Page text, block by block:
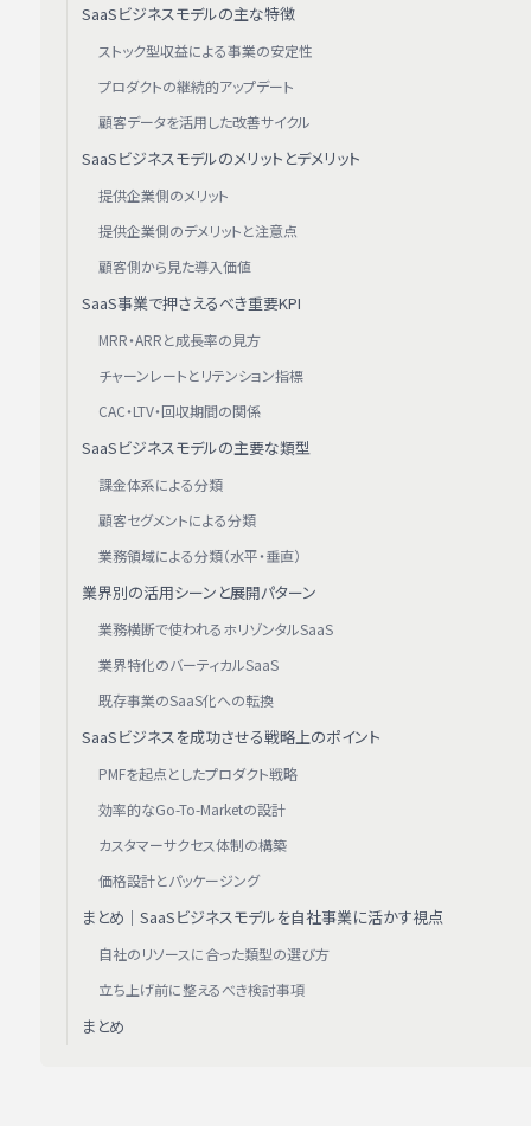
SaaSビジネスモデルの主な特徴
ストック型収益による事業の安定性
プロダクトの継続的アップデート
顧客データを活用した改善サイクル
SaaSビジネスモデルのメリットとデメリット
提供企業側のメリット
提供企業側のデメリットと注意点
顧客側から見た導入価値
SaaS事業で押さえるべき重要KPI
MRR・ARRと成長率の見方
チャーンレートとリテンション指標
CAC・LTV・回収期間の関係
SaaSビジネスモデルの主要な類型
課金体系による分類
顧客セグメントによる分類
業務領域による分類（水平・垂直）
業界別の活用シーンと展開パターン
業務横断で使われるホリゾンタルSaaS
業界特化のバーティカルSaaS
既存事業のSaaS化への転換
SaaSビジネスを成功させる戦略上のポイント
PMFを起点としたプロダクト戦略
効率的なGo-To-Marketの設計
カスタマーサクセス体制の構築
価格設計とパッケージング
まとめ｜SaaSビジネスモデルを自社事業に活かす視点
自社のリソースに合った類型の選び方
立ち上げ前に整えるべき検討事項
まとめ